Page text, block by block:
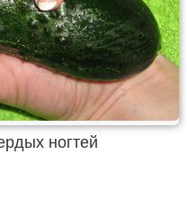
ногтей